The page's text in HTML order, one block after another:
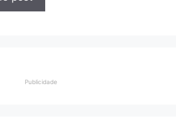
Publicidade